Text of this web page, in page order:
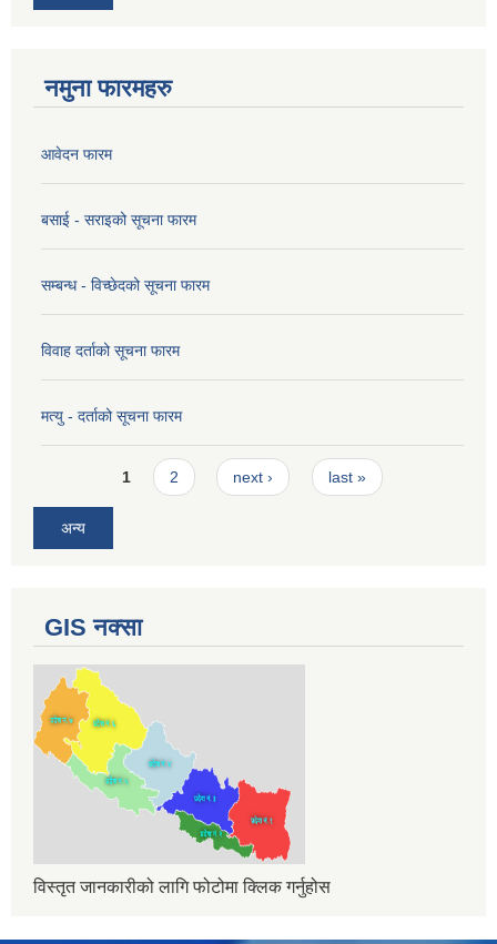
नमुना फारमहरु
आवेदन फारम
बसाई - सराइको सूचना फारम
सम्बन्ध - विच्छेदको सूचना फारम
विवाह दर्ताको सूचना फारम
मत्यु - दर्ताको सूचना फारम
Pages1 2 next › last »
अन्य
GIS नक्सा
विस्तृत जानकारीको लागि फोटोमा क्लिक गर्नुहोस